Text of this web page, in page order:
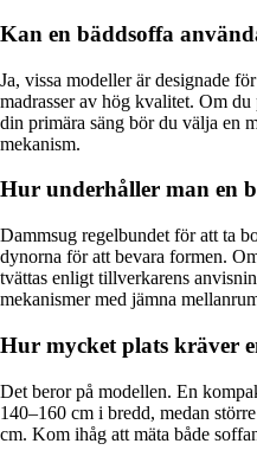
Kan en bäddsoffa
Ja, vissa modeller är designade
madrasser av hög kvalitet. Om
din primära säng bör du välja en
mekanism.
Hur underhåller man en
Dammsug regelbundet för att ta
dynorna för att bevara formen.
tvättas enligt tillverkarens
mekanismer med jämna
Hur mycket plats kräver
Det beror på modellen. En
140–160 cm i bredd, medan
cm. Kom ihåg att mäta både